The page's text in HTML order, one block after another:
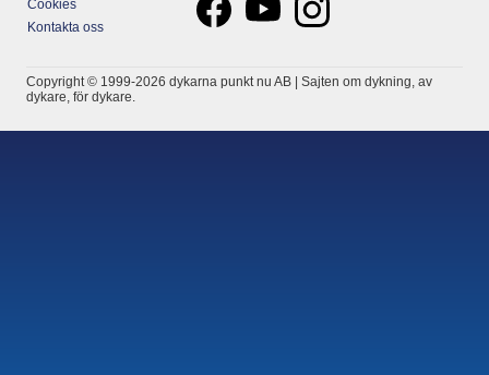
Cookies
Kontakta oss
Copyright © 1999-2026 dykarna punkt nu AB | Sajten om dykning, av
dykare, för dykare.